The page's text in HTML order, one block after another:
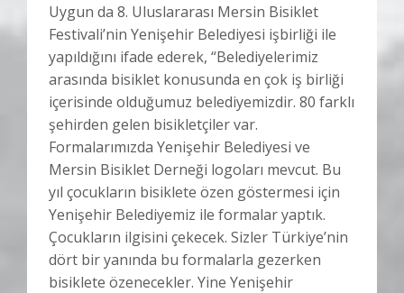
Uygun da 8. Uluslararası Mersin Bisiklet
Festivali’nin Yenişehir Belediyesi işbirliği ile
yapıldığını ifade ederek, “Belediyelerimiz
arasında bisiklet konusunda en çok iş birliği
içerisinde olduğumuz belediyemizdir. 80 farklı
şehirden gelen bisikletçiler var.
Formalarımızda Yenişehir Belediyesi ve
Mersin Bisiklet Derneği logoları mevcut. Bu
yıl çocukların bisiklete özen göstermesi için
Yenişehir Belediyemiz ile formalar yaptık.
Çocukların ilgisini çekecek. Sizler Türkiye’nin
dört bir yanında bu formalarla gezerken
bisiklete özenecekler. Yine Yenişehir